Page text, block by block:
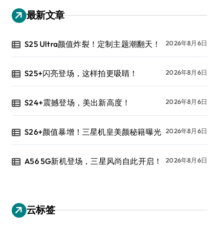
最新文章
S25 Ultra颜值炸裂！定制主题潮翻天！ 2026年8月6日
S25+闪亮登场，这样拍更吸睛！ 2026年8月6日
S24+震撼登场，美出新高度！ 2026年8月6日
S26+颜值暴增！三星机皇美颜秘籍曝光 2026年8月6日
A56 5G新机登场，三星风尚自此开启！ 2026年8月6日
云标签